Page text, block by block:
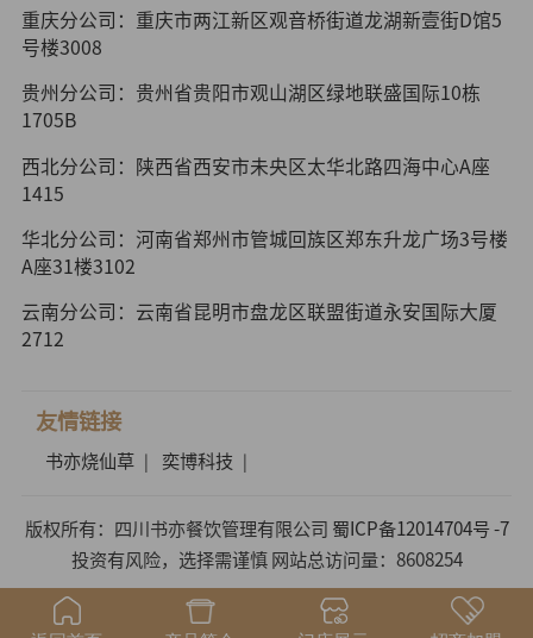
重庆分公司：重庆市两江新区观音桥街道龙湖新壹街D馆5
号楼3008
贵州分公司：贵州省贵阳市观山湖区绿地联盛国际10栋
1705B
西北分公司：陕西省西安市未央区太华北路四海中心A座
1415
华北分公司：河南省郑州市管城回族区郑东升龙广场3号楼
A座31楼3102
云南分公司：云南省昆明市盘龙区联盟街道永安国际大厦
2712
友情链接
书亦烧仙草 奕博科技
版权所有：四川书亦餐饮管理有限公司 蜀ICP备12014704号 -7
投资有风险，选择需谨慎 网站总访问量：8608254